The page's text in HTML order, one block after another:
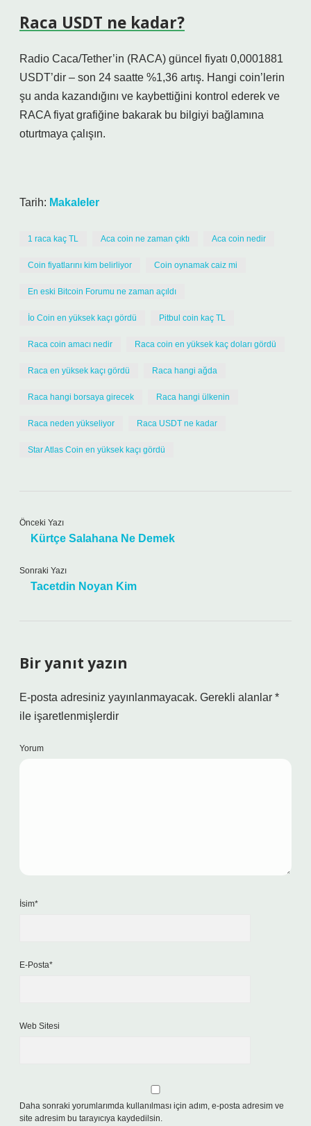
Raca USDT ne kadar?
Radio Caca/Tether’in (RACA) güncel fiyatı 0,0001881
USDT’dir – son 24 saatte %1,36 artış. Hangi coin’lerin
şu anda kazandığını ve kaybettiğini kontrol ederek ve
RACA fiyat grafiğine bakarak bu bilgiyi bağlamına
oturtmaya çalışın.
Tarih: Makaleler
1 raca kaç TL Aca coin ne zaman çıktı Aca coin nedir
Coin fiyatlarını kim belirliyor Coin oynamak caiz mi
En eski Bitcoin Forumu ne zaman açıldı
İo Coin en yüksek kaçı gördü Pitbul coin kaç TL
Raca coin amacı nedir Raca coin en yüksek kaç doları gördü
Raca en yüksek kaçı gördü Raca hangi ağda
Raca hangi borsaya girecek Raca hangi ülkenin
Raca neden yükseliyor Raca USDT ne kadar
Star Atlas Coin en yüksek kaçı gördü
Önceki Yazı
Kürtçe Salahana Ne Demek
Sonraki Yazı
Tacetdin Noyan Kim
Bir yanıt yazın
E-posta adresiniz yayınlanmayacak. Gerekli alanlar *
ile işaretlenmişlerdir
Yorum
İsim*
E-Posta*
Web Sitesi
Daha sonraki yorumlarımda kullanılması için adım, e-posta adresim ve
site adresim bu tarayıcıya kaydedilsin.